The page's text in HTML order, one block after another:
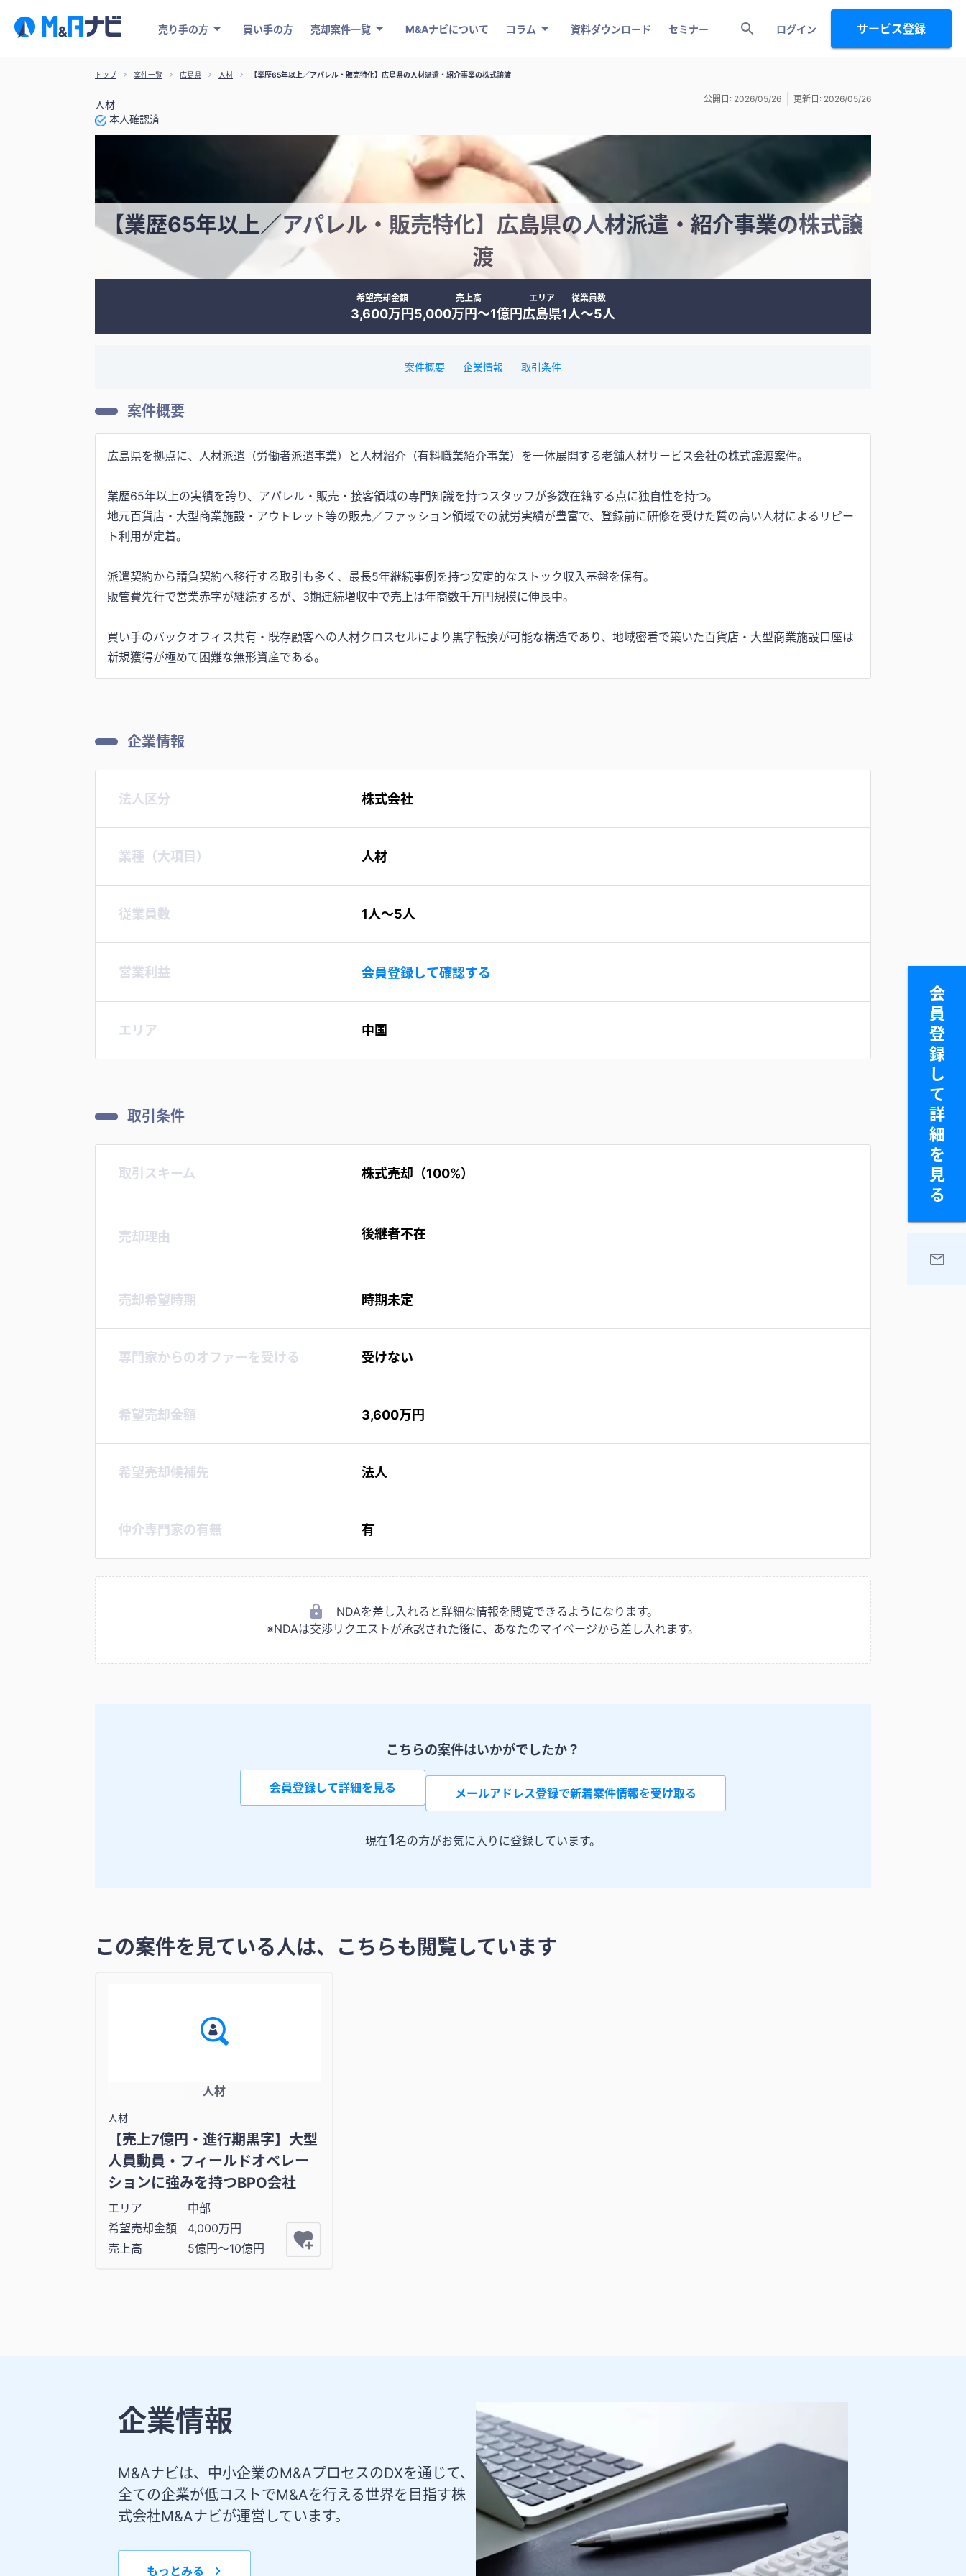
売り手の方 買い手の方 売却案件一覧 M&Aナビについて コラム 資料ダウンロード セミナー ログイン サービス登録
トップ 案件一覧 広島県 人材 【業歴65年以上／アパレル・販売特化】広島県の人材派遣・紹介事業の株式譲渡
人材
本人確認済
公開日: 2026/05/26 更新日: 2026/05/26
【業歴65年以上／アパレル・販売特化】広島県の人材派遣・紹介事業の株式譲
渡
希望売却金額
3,600万円
売上高
5,000万円〜1億円
エリア
広島県
従業員数
1人〜5人
案件概要 企業情報 取引条件
案件概要
広島県を拠点に、人材派遣（労働者派遣事業）と人材紹介（有料職業紹介事業）を一体展開する老舗人材サービス会社の株式譲渡案件。
業歴65年以上の実績を誇り、アパレル・販売・接客領域の専門知識を持つスタッフが多数在籍する点に独自性を持つ。
地元百貨店・大型商業施設・アウトレット等の販売／ファッション領域での就労実績が豊富で、登録前に研修を受けた質の高い人材によるリピー
ト利用が定着。
派遣契約から請負契約へ移行する取引も多く、最長5年継続事例を持つ安定的なストック収入基盤を保有。
販管費先行で営業赤字が継続するが、3期連続増収中で売上は年商数千万円規模に伸長中。
買い手のバックオフィス共有・既存顧客への人材クロスセルにより黒字転換が可能な構造であり、地域密着で築いた百貨店・大型商業施設口座は
新規獲得が極めて困難な無形資産である。
企業情報
法人区分 株式会社
業種（大項目） 人材
従業員数 1人〜5人
営業利益 会員登録して確認する
エリア 中国
取引条件
取引スキーム 株式売却（100%）
売却理由 後継者不在
売却希望時期 時期未定
専門家からのオファーを受ける 受けない
希望売却金額 3,600万円
希望売却候補先 法人
仲介専門家の有無 有
NDAを差し入れると詳細な情報を閲覧できるようになります。
※NDAは交渉リクエストが承認された後に、あなたのマイページから差し入れます。
こちらの案件はいかがでしたか？
会員登録して詳細を見る メールアドレス登録で新着案件情報を受け取る
現在1名の方がお気に入りに登録しています。
会
員
登
録
し
て
詳
細
を
見
る
この案件を見ている人は、こちらも閲覧しています
人材
人材
【売上7億円・進行期黒字】大型
人員動員・フィールドオペレー
ションに強みを持つBPO会社
エリア
中部
希望売却金額
4,000万円
売上高
5億円〜10億円
企業情報
M&Aナビは、中小企業のM&AプロセスのDXを通じて、
全ての企業が低コストでM&Aを行える世界を目指す株
式会社M&Aナビが運営しています。
もっとみる